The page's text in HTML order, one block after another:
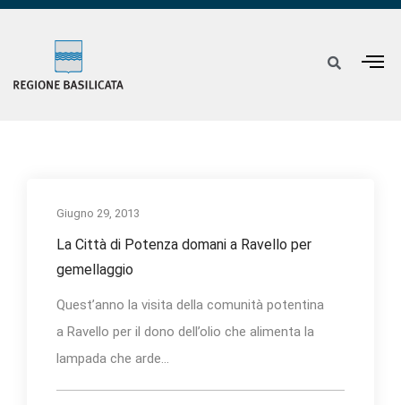
Giugno 29, 2013
La Città di Potenza domani a Ravello per
gemellaggio
Quest’anno la visita della comunità potentina
a Ravello per il dono dell’olio che alimenta la
lampada che arde...